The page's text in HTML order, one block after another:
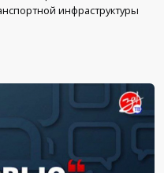
инфраструктуры